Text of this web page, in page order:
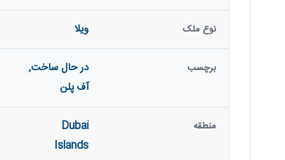
نوع ملک ویلا
برچسب در حال ساخت,
آف پلن
منطقه
Dubai
Islands